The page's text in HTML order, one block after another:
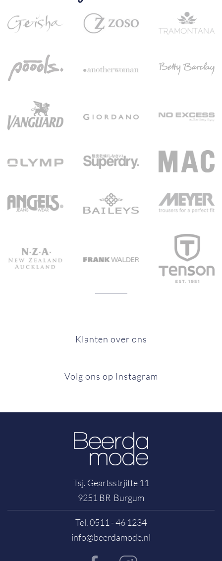
Klanten over ons
Volg ons op Instagram
Tsj. Geartsstrjitte 11
9251 BR Burgum
Tel. 0511 - 46 1234
info@beerdamode.nl